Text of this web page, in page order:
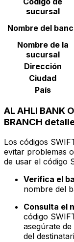
sucursal
Nombre del
Nombre de la
sucursal
Dirección
Ciudad
País
AL AHLI BANK
BRANCH
Los códigos
evitar problemas
de usar el código
Verifica el
nombre del
Consulta el
código
asegúrate
del